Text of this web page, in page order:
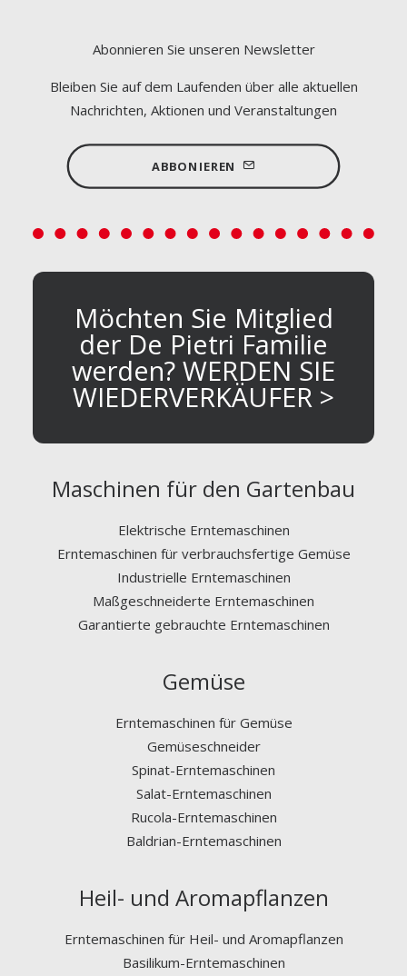
Abonnieren Sie unseren Newsletter
Bleiben Sie auf dem Laufenden über alle aktuellen
Nachrichten, Aktionen und Veranstaltungen
ABBONIEREN
Möchten Sie Mitglied
der De Pietri Familie
werden? WERDEN SIE
WIEDERVERKÄUFER >
Maschinen für den Gartenbau
Elektrische Erntemaschinen
Erntemaschinen für verbrauchsfertige Gemüse
Industrielle Erntemaschinen
Maßgeschneiderte Erntemaschinen
Garantierte gebrauchte Erntemaschinen
Gemüse
Erntemaschinen für Gemüse
Gemüseschneider
Spinat-Erntemaschinen
Salat-Erntemaschinen
Rucola-Erntemaschinen
Baldrian-Erntemaschinen
Heil- und Aromapflanzen
Erntemaschinen für Heil- und Aromapflanzen
Basilikum-Erntemaschinen